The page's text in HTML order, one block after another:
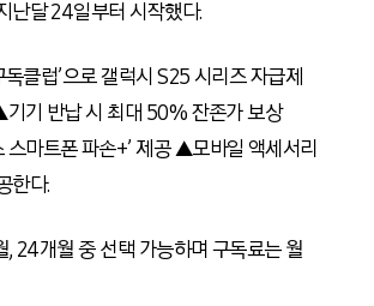
난달 24일부터 시작했다.
클럽’으로 갤럭시 S25 시리즈 자급제
기 반납 시 최대 50% 잔존가 보상
마트폰 파손+’ 제공 ▲모바일 액세서리
한다.
, 24개월 중 선택 가능하며 구독료는 월